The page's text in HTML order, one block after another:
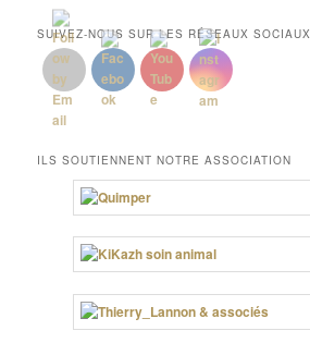
SUIVEZ-NOUS SUR LES RÉSEAUX SOCIAUX
ILS SOUTIENNENT NOTRE ASSOCIATION